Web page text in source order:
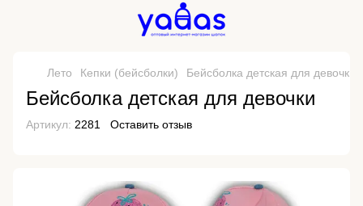
Лето Кепки (бейсболки) Бейсболка детская для девочки
Бейсболка детская для девочки
Артикул: 2281 Оставить отзыв